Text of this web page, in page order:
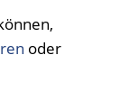
oder